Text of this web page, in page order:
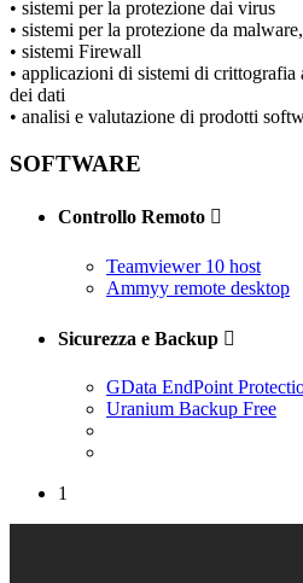
• sistemi per la protezione dai virus
• sistemi per la protezione da
• sistemi Firewall
• applicazioni di sistemi di crittografia
dei dati
• analisi e valutazione di prodotti
SOFTWARE
Controllo Remoto 
Teamviewer 10 host
Ammyy remote desktop
Sicurezza e Backup 
GData EndPoint
Uranium Backup Free
1